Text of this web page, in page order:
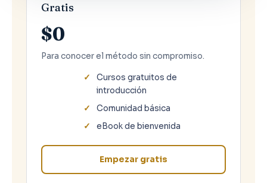
Gratis
$0
Para conocer el método sin compromiso.
Cursos gratuitos de
introducción
Comunidad básica
eBook de bienvenida
Empezar gratis